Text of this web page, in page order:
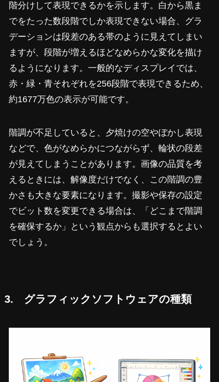
階分けして表現できるかを示します。白から黒ま
でをたった数段階でしか表現できない場合、グラ
デーションは段差のある帯のように見えてしまい
ますが、段階が増えるほどなめらかな変化を描け
るようになります。一般的なディスプレイでは、
赤・緑・青それぞれを256段階で表現できるため、
約1677万色の表示が可能です。
階調が不足していると、夕焼けの空やぼかし表現
などで、色がなめらかにつながらず、輪状の段差
が見えてしまうことがあります。画像の品質を考
えるときには、解像度だけでなく、この階調の豊
かさも大きな要素になります。撮影や保存の設定
でビット数を変更できる場合は、「どこまで階調
を確保するか」という観点からも選択するとよい
でしょう。
3. グラフィックソフトウェアの種類